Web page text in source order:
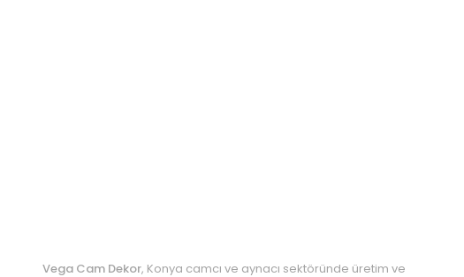
Vega Cam Dekor, Konya camcı ve aynacı sektöründe üretim ve